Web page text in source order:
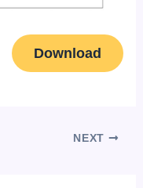
Download
NEXT